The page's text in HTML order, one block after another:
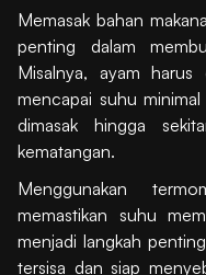
Memasak bahan
penting dalam
Misalnya, ayam harus
mencapai suhu
dimasak hingga
kematangan.
Menggunakan
memastikan suhu
menjadi langkah
tersisa dan siap